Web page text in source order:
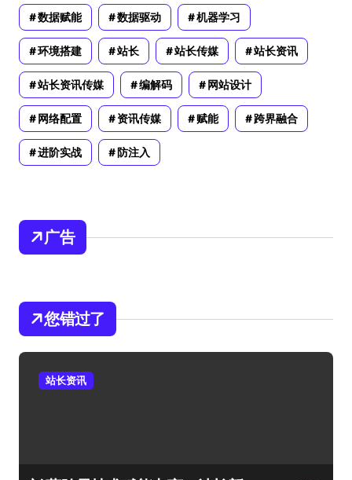
数据赋能 数据驱动 机器学习
环境搭建 站长 站长传媒 站长资讯
站长资讯传媒 编解码 网站设计
网络配置 资讯传媒 赋能 跨界融合
进阶实战 防注入
广告
您错过了
站长资讯